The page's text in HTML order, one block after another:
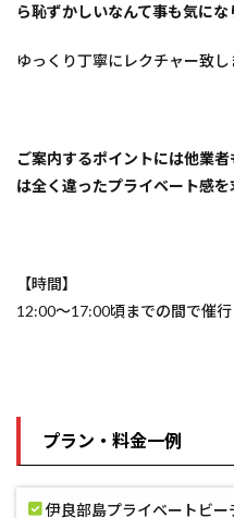
ら恥ずかしいなんて事も気にな
ゆっくり丁寧にレクチャー致し
ご案内するポイントには他業
は全く違ったプライベート感
【時間】
12:00～17:00頃までの間で催行
プラン・料金一例
伊良部島プライベートビ